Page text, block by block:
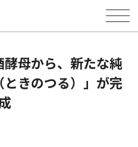
純米吟醸酒「閧の鶴（ときのつ
母から、新たな純
きのつる）」が完